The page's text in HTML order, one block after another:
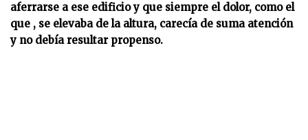
aferrarse a ese edificio y que siempre el dolor, como el
que , se elevaba de la altura, carecía de suma atención
y no debía resultar propenso.